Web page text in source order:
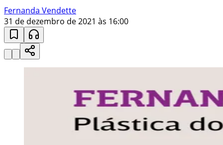
Fernanda Vendette
31 de dezembro de 2021 às 16:00